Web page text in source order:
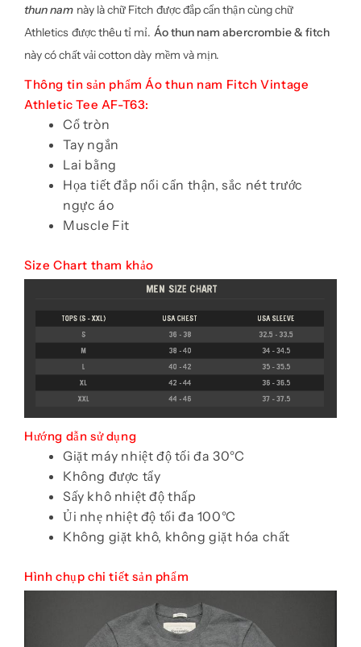
thun nam này là chữ Fitch được đắp cẩn thận cùng chữ
Athletics được thêu tỉ mỉ. Áo thun nam abercrombie & fitch
này có chất vải cotton dày mềm và mịn.
Thông tin sản phẩm Áo thun nam Fitch Vintage
Athletic Tee AF-T63:
Cổ tròn
Tay ngắn
Lai bằng
Họa tiết đắp nổi cẩn thận, sắc nét trước
ngực áo
Muscle Fit
Size Chart tham khảo
Hướng dẫn sử dụng
Giặt máy nhiệt độ tối đa 30°C
Không được tẩy
Sấy khô nhiệt độ thấp
Ủi nhẹ nhiệt độ tối đa 100°C
Không giặt khô, không giặt hóa chất
Hình chụp chi tiết sản phẩm